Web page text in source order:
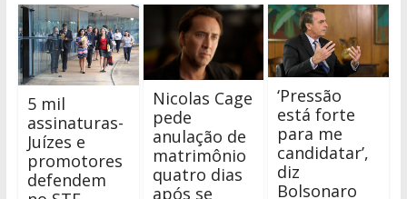
5 mil
assinaturas-
Juízes e
promotores
defendem
Nicolas Cage
pede
anulação de
matrimônio
quatro dias
após se
‘Pressão
está forte
para me
candidatar’,
diz
Bolsonaro